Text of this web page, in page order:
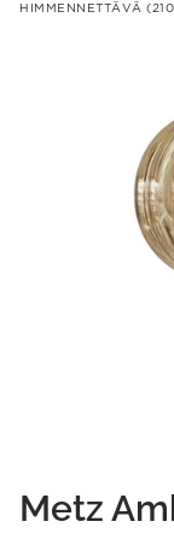
HIMMENNETTÄVÄ
Metz